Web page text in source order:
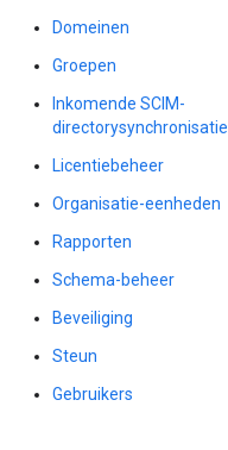
Domeinen
Groepen
Inkomende SCIM-
directorysynchronisatie
Licentiebeheer
Organisatie-eenheden
Rapporten
Schema-beheer
Beveiliging
Steun
Gebruikers